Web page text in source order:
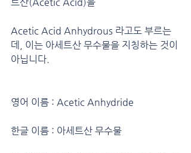
트산(Acetic Acid)을
Acetic Acid Anhydrous 라고도 부르는
데, 이는 아세트산 무수물을 지칭하는 것이
아닙니다.
영어 이름 : Acetic Anhydride
한글 이름 : 아세트산 무수물